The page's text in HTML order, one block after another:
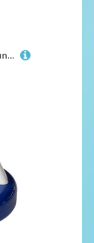
Doiyislem Bierkrug Verkleidung | Lustiges Halloween Getränkekostüm,Bequemer Einteiler Für Kinder Damen Herren Oktoberfest Events